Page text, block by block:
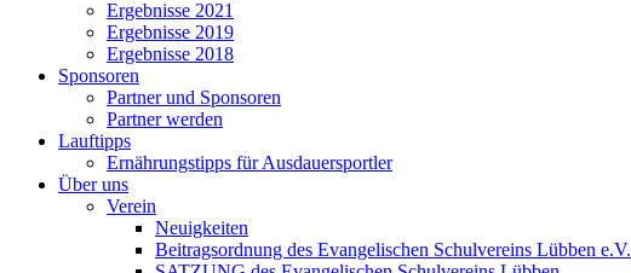
Ergebnisse 2021
Ergebnisse 2019
Ergebnisse 2018
Sponsoren
Partner und Sponsoren
Partner werden
Lauftipps
Ernährungstipps für Ausdauersportler
Über uns
Verein
Neuigkeiten
Beitragsordnung des Evangelischen Schulvereins Lübben e.V.